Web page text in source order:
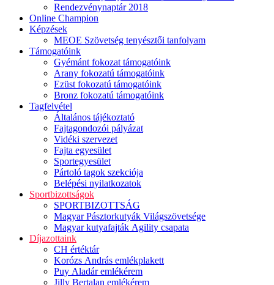
Rendezvénynaptár 2018
Online Champion
Képzések
MEOE Szövetség tenyésztői tanfolyam
Támogatóink
Gyémánt fokozat támogatóink
Arany fokozatú támogatóink
Ezüst fokozatú támogatóink
Bronz fokozatú támogatóink
Tagfelvétel
Általános tájékoztató
Fajtagondozói pályázat
Vidéki szervezet
Fajta egyesület
Sportegyesület
Pártoló tagok szekciója
Belépési nyilatkozatok
Sportbizottságok
SPORTBIZOTTSÁG
Magyar Pásztorkutyák Világszövetsége
Magyar kutyafajták Agility csapata
Díjazottaink
CH értéktár
Korózs András emlékplakett
Puy Aladár emlékérem
Jilly Bertalan emlékérem